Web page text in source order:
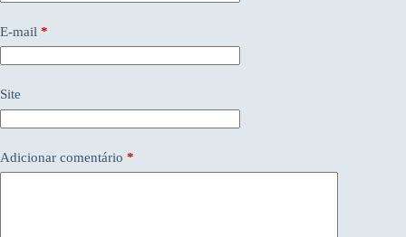
E-mail *
Site
Adicionar comentário *